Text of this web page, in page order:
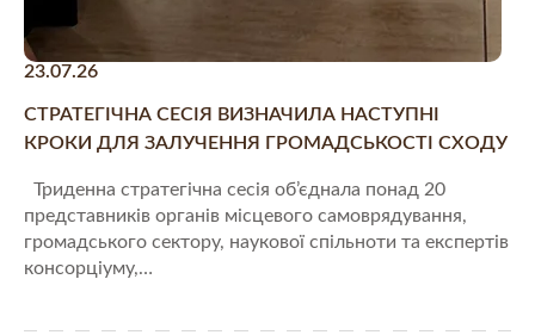
23.07.26
СТРАТЕГІЧНА СЕСІЯ ВИЗНАЧИЛА НАСТУПНІ
КРОКИ ДЛЯ ЗАЛУЧЕННЯ ГРОМАДСЬКОСТІ СХОДУ
Триденна стратегічна сесія об’єднала понад 20
представників органів місцевого самоврядування,
громадського сектору, наукової спільноти та експертів
консорціуму,…